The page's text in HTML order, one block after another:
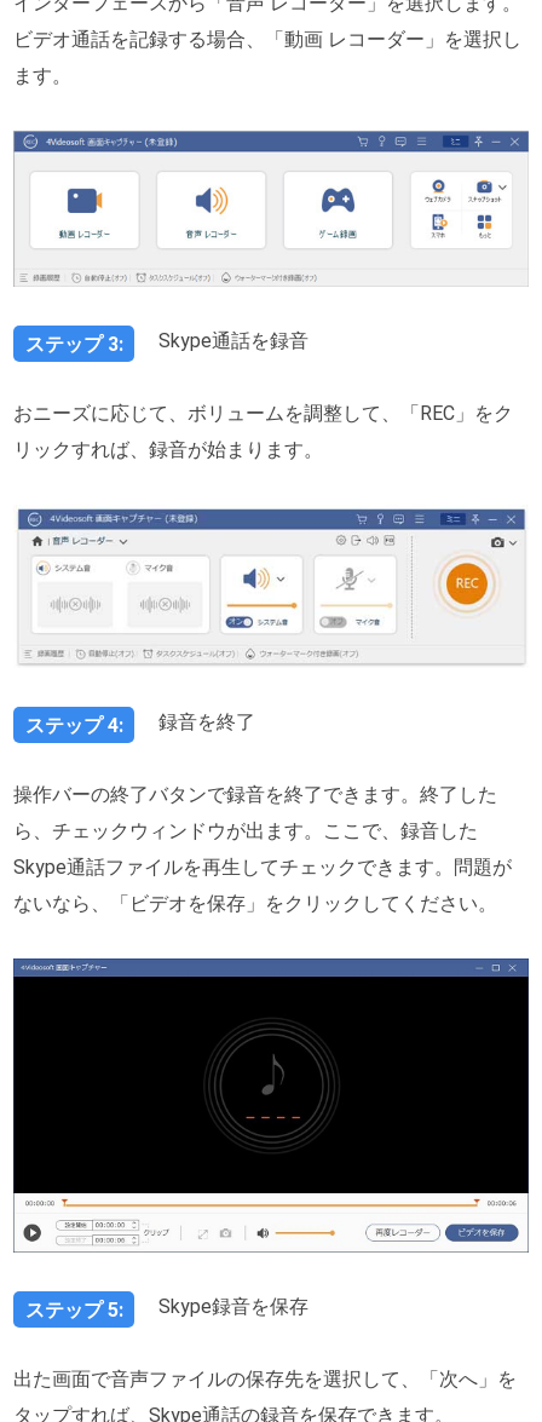
ビデオ通話を記録する場合、「動画 レコーダー」を選択し
ます。
ステップ 3: Skype通話を録音
おニーズに応じて、ボリュームを調整して、「REC」をク
リックすれば、録音が始まります。
ステップ 4: 録音を終了
操作バーの終了バタンで録音を終了できます。終了した
ら、チェックウィンドウが出ます。ここで、録音した
Skype通話ファイルを再生してチェックできます。問題が
ないなら、「ビデオを保存」をクリックしてください。
ステップ 5: Skype録音を保存
出た画面で音声ファイルの保存先を選択して、「次へ」を
タップすれば、Skype通話の録音を保存できます。